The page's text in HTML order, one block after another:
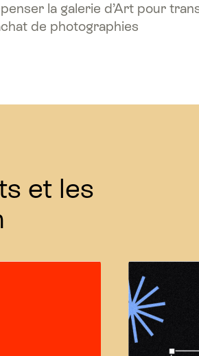
la galerie d’Art pour
de photographies
et les